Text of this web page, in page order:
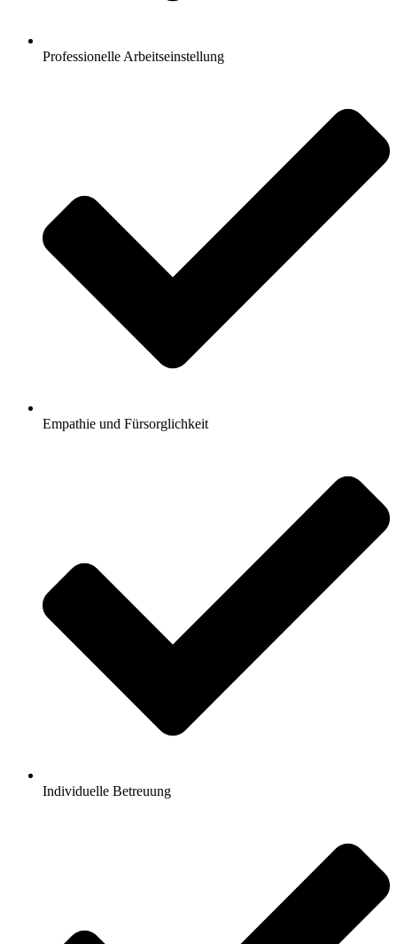
Professionelle Arbeitseinstellung
Empathie und Fürsorglichkeit
Individuelle Betreuung